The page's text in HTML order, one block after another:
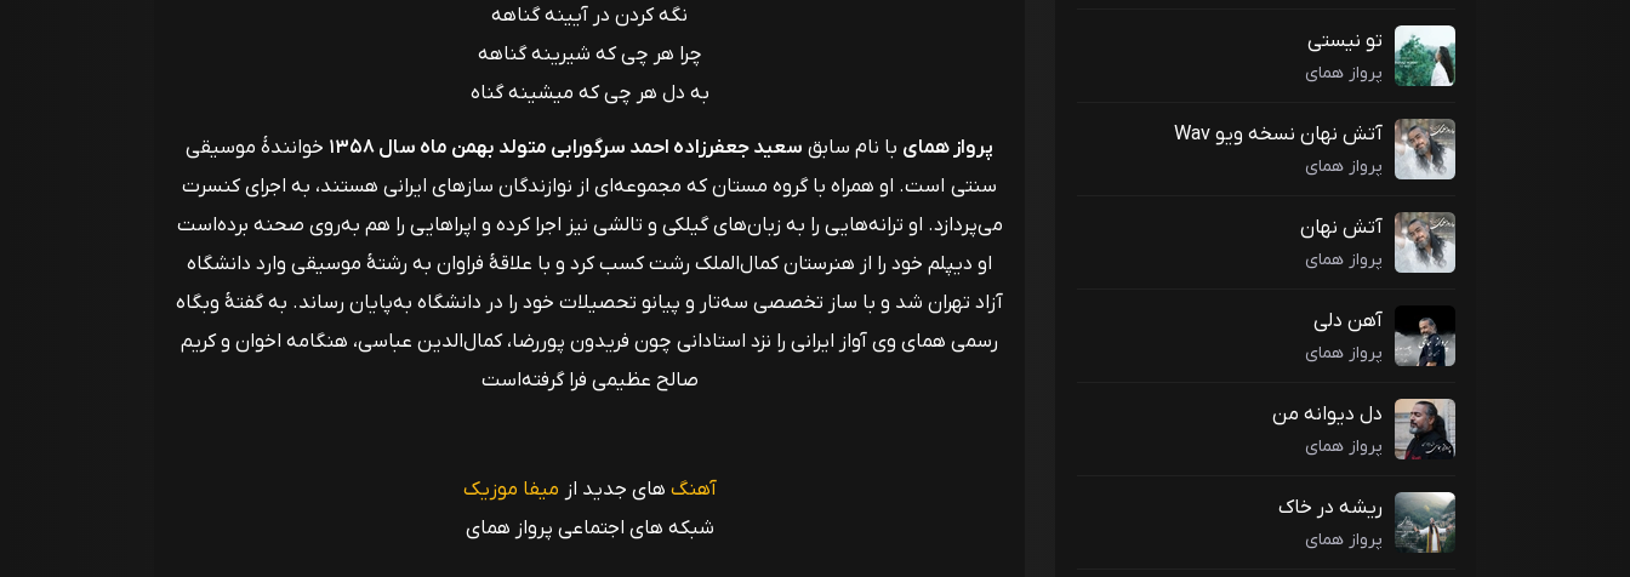
تو نیستی
پرواز همای
آتش نهان نسخه ویو Wav
پرواز همای
آتش نهان
پرواز همای
آهن دلی
پرواز همای
دل دیوانه من
پرواز همای
ریشه در خاک
پرواز همای
نگه کردن در آیینه گناهه
چرا هر چی که شیرینه گناهه
به دل هر چی که میشینه گناه
پرواز همای با نام سابق سعید جعفرزاده احمد سرگورابی متولد بهمن ماه سال ۱۳۵۸
خوانندهٔ موسیقی
سنتی است. او همراه با گروه مستان که مجموعه‌ای از نوازندگان سازهای ایرانی هستند، به اجرای کنسرت
می‌پردازد. او ترانه‌هایی را به زبان‌های گیلکی و تالشی نیز اجرا کرده و اپراهایی را هم به‌روی صحنه برده‌است
او دیپلم خود را از هنرستان کمال‌الملک رشت کسب کرد و با علاقهٔ فراوان به رشتهٔ موسیقی وارد دانشگاه
آزاد تهران شد و با ساز تخصصی سه‌تار و پیانو تحصیلات خود را در دانشگاه به‌پایان رساند. به گفتهٔ وبگاه
رسمی همای وی آواز ایرانی را نزد استادانی چون فریدون پوررضا، کمال‌الدین عباسی، هنگامه اخوان و کریم
صالح عظیمی فرا گرفته‌است
آهنگ های جدید از میفا موزیک
شبکه های اجتماعی پرواز همای